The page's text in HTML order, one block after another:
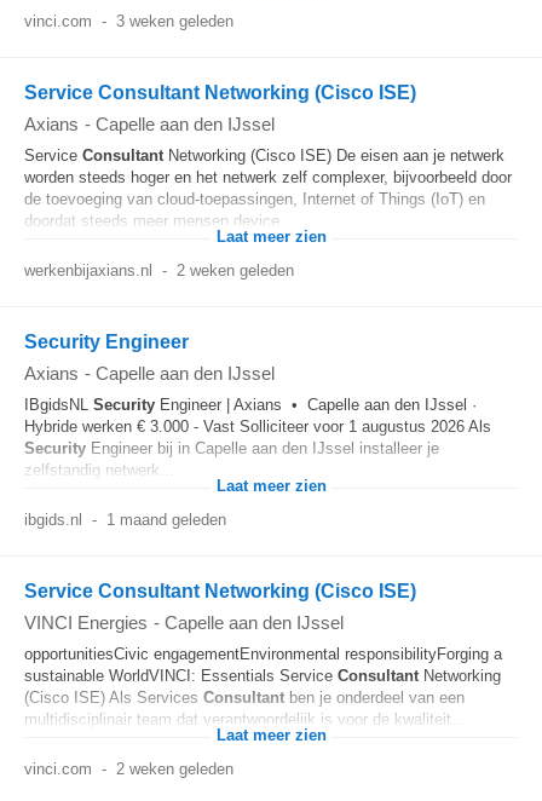
vinci.com - 3 weken geleden
Service Consultant Networking (Cisco ISE)
Axians - Capelle aan den IJssel
Service ConsultantNetworking (Cisco ISE) De eisen aan je netwerk
worden steeds hoger en het netwerk zelf complexer, bijvoorbeeld door
de toevoeging van cloud-toepassingen, Internet of Things (IoT) en
doordat steeds meer mensen device...
Laat meer zien
werkenbijaxians.nl - 2 weken geleden
Security Engineer
Axians - Capelle aan den IJssel
IBgidsNL Security Engineer | Axians • Capelle aan den IJssel ·
Hybride werken € 3.000 - Vast Solliciteer voor 1 augustus 2026 Als
Security Engineer bij in Capelle aan den IJssel installeer je
zelfstandig netwerk...
Laat meer zien
ibgids.nl - 1 maand geleden
Service Consultant Networking (Cisco ISE)
VINCI Energies - Capelle aan den IJssel
opportunitiesCivic engagementEnvironmental responsibilityForging a
sustainable WorldVINCI: Essentials Service Consultant Networking
(Cisco ISE) Als Services Consultant ben je onderdeel van een
multidisciplinair team dat verantwoordelijk is voor de kwaliteit...
Laat meer zien
vinci.com - 2 weken geleden